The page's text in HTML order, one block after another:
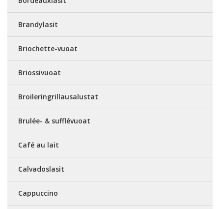
Brandylasit
Briochette-vuoat
Briossivuoat
Broileringrillausalustat
Brulée- & sufflévuoat
Café au lait
Calvadoslasit
Cappuccino